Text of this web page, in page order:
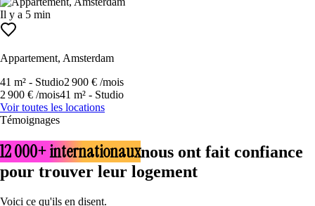
Il y a 5 min
Appartement, Amsterdam
41 m² - Studio2 900 € /mois
2 900 € /mois41 m² - Studio
Voir toutes les locations
Témoignages
12 000+ internationauxnous ont fait confiance
pour trouver leur logement
Voici ce qu'ils en disent.